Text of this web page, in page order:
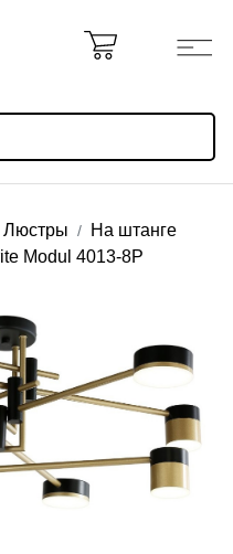
Люстры
На штанге
Modul 4013-8P